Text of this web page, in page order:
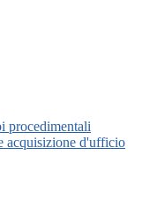
procedimentali
acquisizione d'ufficio